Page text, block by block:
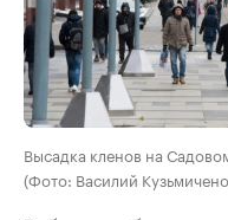
Высадка кленов на
(Фото: Василий